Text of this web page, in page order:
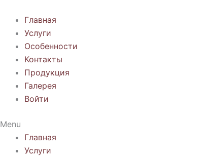
содержимому
Главная
Услуги
Особенности
Контакты
Продукция
Галерея
Войти
Menu
Главная
Услуги